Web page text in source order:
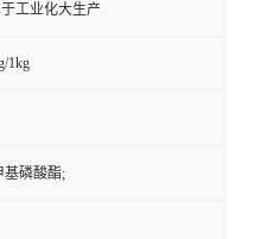
工业化大生产
1kg
基磷酸酯;